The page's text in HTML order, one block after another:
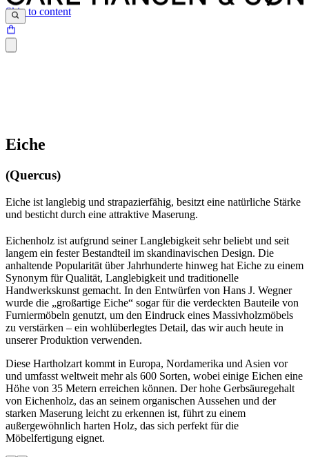
Skip to content
Eiche
(Quercus)
Eiche ist langlebig und strapazierfähig, besitzt eine natürliche Stärke
und besticht durch eine attraktive Maserung.
Eichenholz ist aufgrund seiner Langlebigkeit sehr beliebt und seit
langem ein fester Bestandteil im skandinavischen Design. Die
anhaltende Popularität über Jahrhunderte hinweg hat Eiche zu einem
Synonym für Qualität, Langlebigkeit und traditionelle
Handwerkskunst gemacht. In den Entwürfen von Hans J. Wegner
wurde die „großartige Eiche“ sogar für die verdeckten Bauteile von
Furniermöbeln genutzt, um den Eindruck eines Massivholzmöbels
zu verstärken – ein wohlüberlegtes Detail, das wir auch heute in
unserer Produktion verwenden.
Diese Hartholzart kommt in Europa, Nordamerika und Asien vor
und umfasst weltweit mehr als 600 Sorten, wobei einige Eichen eine
Höhe von 35 Metern erreichen können. Der hohe Gerbsäuregehalt
von Eichenholz, das an seinem organischen Aussehen und der
starken Maserung leicht zu erkennen ist, führt zu einem
außergewöhnlich harten Holz, das sich perfekt für die
Möbelfertigung eignet.